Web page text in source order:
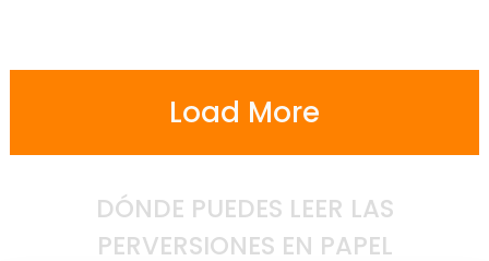
Load More
DÓNDE PUEDES LEER LAS
PERVERSIONES EN PAPEL